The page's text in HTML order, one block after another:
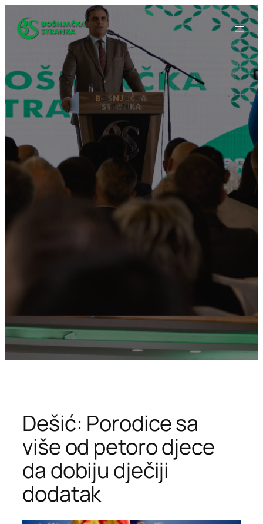
sadržaj
Dešić: Porodice sa
više od petoro djece
da dobiju dječiji
dodatak